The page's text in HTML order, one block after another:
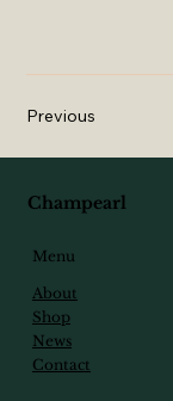
Previous
Champearl
Menu
About
Shop
News
Contact